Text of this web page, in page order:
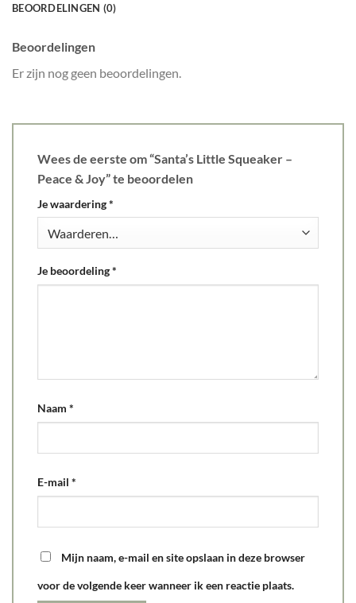
BEOORDELINGEN (0)
Beoordelingen
Er zijn nog geen beoordelingen.
Wees de eerste om “Santa’s Little Squeaker –
Peace & Joy” te beoordelen
Je waardering*
Je beoordeling*
Naam *
E-mail *
Mijn naam, e-mail en site opslaan in deze browser
voor de volgende keer wanneer ik een reactie plaats.